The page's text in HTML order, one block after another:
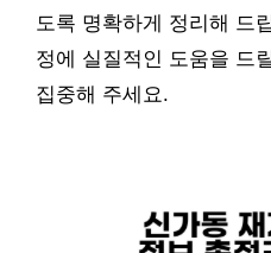
도록 명확하게 정리해 드
정에 실질적인 도움을 드
집중해 주세요.